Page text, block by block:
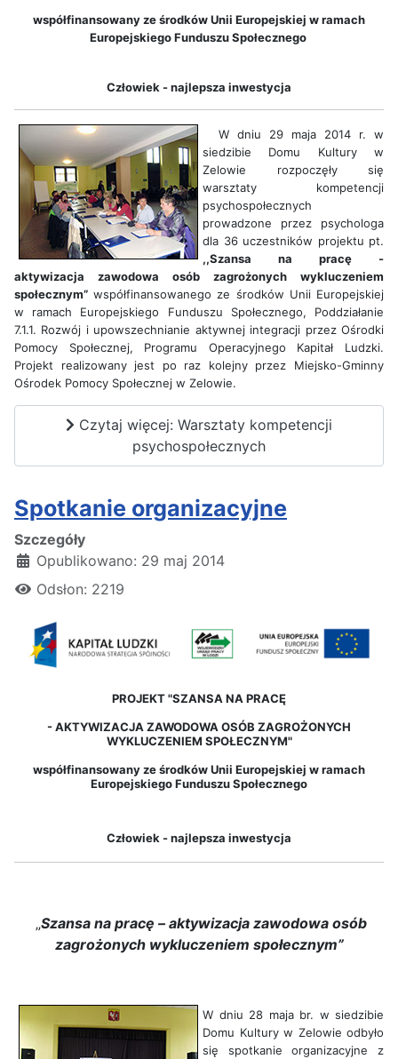
współfinansowany ze środków Unii Europejskiej w ramach
Europejskiego Funduszu Społecznego
Człowiek - najlepsza inwestycja
W dniu 29 maja 2014 r. w
siedzibie Domu Kultury w
Zelowie rozpoczęły się
warsztaty kompetencji
psychospołecznych
prowadzone przez psychologa
dla 36 uczestników projektu pt.
,,Szansa na pracę -
aktywizacja zawodowa osób zagrożonych wykluczeniem
społecznym” współfinansowanego ze środków Unii Europejskiej
w ramach Europejskiego Funduszu Społecznego, Poddziałanie
7.1.1. Rozwój i upowszechnianie aktywnej integracji przez Ośrodki
Pomocy Społecznej, Programu Operacyjnego Kapitał Ludzki.
Projekt realizowany jest po raz kolejny przez Miejsko-Gminny
Ośrodek Pomocy Społecznej w Zelowie.
Czytaj więcej: Warsztaty kompetencji
psychospołecznych
Spotkanie organizacyjne
Szczegóły
Opublikowano: 29 maj 2014
Odsłon: 2219
PROJEKT "SZANSA NA PRACĘ
-AKTYWIZACJA ZAWODOWA OSÓB ZAGROŻONYCH
WYKLUCZENIEM SPOŁECZNYM"
współfinansowany ze środków Unii Europejskiej w ramach
Europejskiego Funduszu Społecznego
Człowiek - najlepsza inwestycja
„Szansa na pracę – aktywizacja zawodowa osób
zagrożonych wykluczeniem społecznym”
W dniu 28 maja br. w siedzibie
Domu Kultury w Zelowie odbyło
się spotkanie organizacyjne z